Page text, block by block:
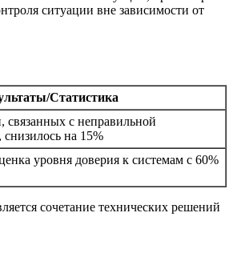
ситуации вне зависимости от
Статистика
связанных с неправильной
снизилось на 15%
уровня доверия к системам с 60%
сочетание технических решений